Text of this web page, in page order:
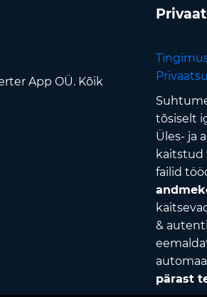
App OÜ. Kõik
tõsiselt
Üles- ja
kaitstud
failid
&
pärast